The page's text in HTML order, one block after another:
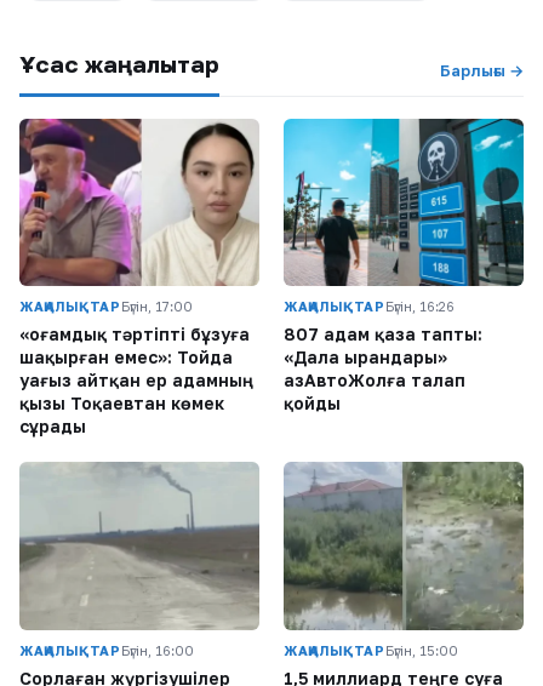
Ұқсас жаңалықтар Барлығы →
ЖАҢАЛЫҚТАР Бүгін, 17:00
«Қоғамдық тәртіпті бұзуға
шақырған емес»: Тойда
уағыз айтқан ер адамның
қызы Тоқаевтан көмек
сұрады
ЖАҢАЛЫҚТАР Бүгін, 16:26
807 адам қаза тапты:
«Дала Қырандары»
ҚазАвтоЖолға талап
қойды
ЖАҢАЛЫҚТАР Бүгін, 16:00
Сорлаған жүргізушілер
ЖАҢАЛЫҚТАР Бүгін, 15:00
1,5 миллиард теңге суға